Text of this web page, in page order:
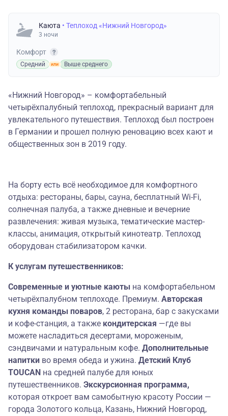
Каюта • Теплоход «Нижний Новгород»
3 ночи
Комфорт
Средний Выше среднего
«Нижний Новгород» – комфортабельный
четырёхпалубный теплоход, прекрасный вариант для
увлекательного путешествия. Теплоход был построен
в Германии и прошел полную реновацию всех кают и
общественных зон в 2019 году.
На борту есть всё необходимое для комфортного
отдыха: рестораны, бары, сауна, бесплатный Wi-Fi,
солнечная палуба, а также дневные и вечерние
развлечения: живая музыка, тематические мастер-
классы, анимация, открытый кинотеатр. Теплоход
оборудован стабилизатором качки.
К услугам путешественников:
Современные и уютные каюты на комфортабельном
четырёхпалубном теплоходе. Премиум. Авторская
кухня команды поваров, 2 ресторана, бар с закусками
и кофе-станция, а также кондитерская —где вы
можете насладиться десертами, мороженым,
сэндвичами и натуральным кофе. Дополнительные
напитки во время обеда и ужина. Детский Клуб
TOUCAN на средней палубе для юных
путешественников. Экскурсионная программа,
которая откроет вам самобытную красоту России —
города Золотого кольца, Казань, Нижний Новгород,